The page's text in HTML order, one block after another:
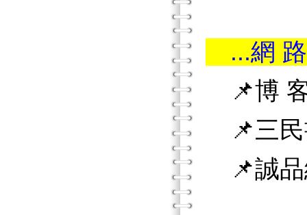
...網
📌博
📌三民
📌誠品